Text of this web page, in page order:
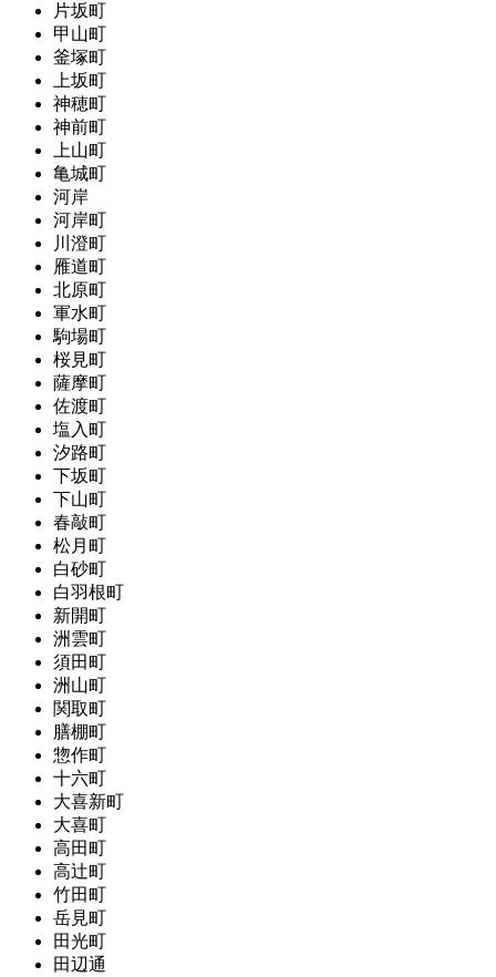
片坂町
甲山町
釜塚町
上坂町
神穂町
神前町
上山町
亀城町
河岸
河岸町
川澄町
雁道町
北原町
軍水町
駒場町
桜見町
薩摩町
佐渡町
塩入町
汐路町
下坂町
下山町
春敲町
松月町
白砂町
白羽根町
新開町
洲雲町
須田町
洲山町
関取町
膳棚町
惣作町
十六町
大喜新町
大喜町
高田町
高辻町
竹田町
岳見町
田光町
田辺通